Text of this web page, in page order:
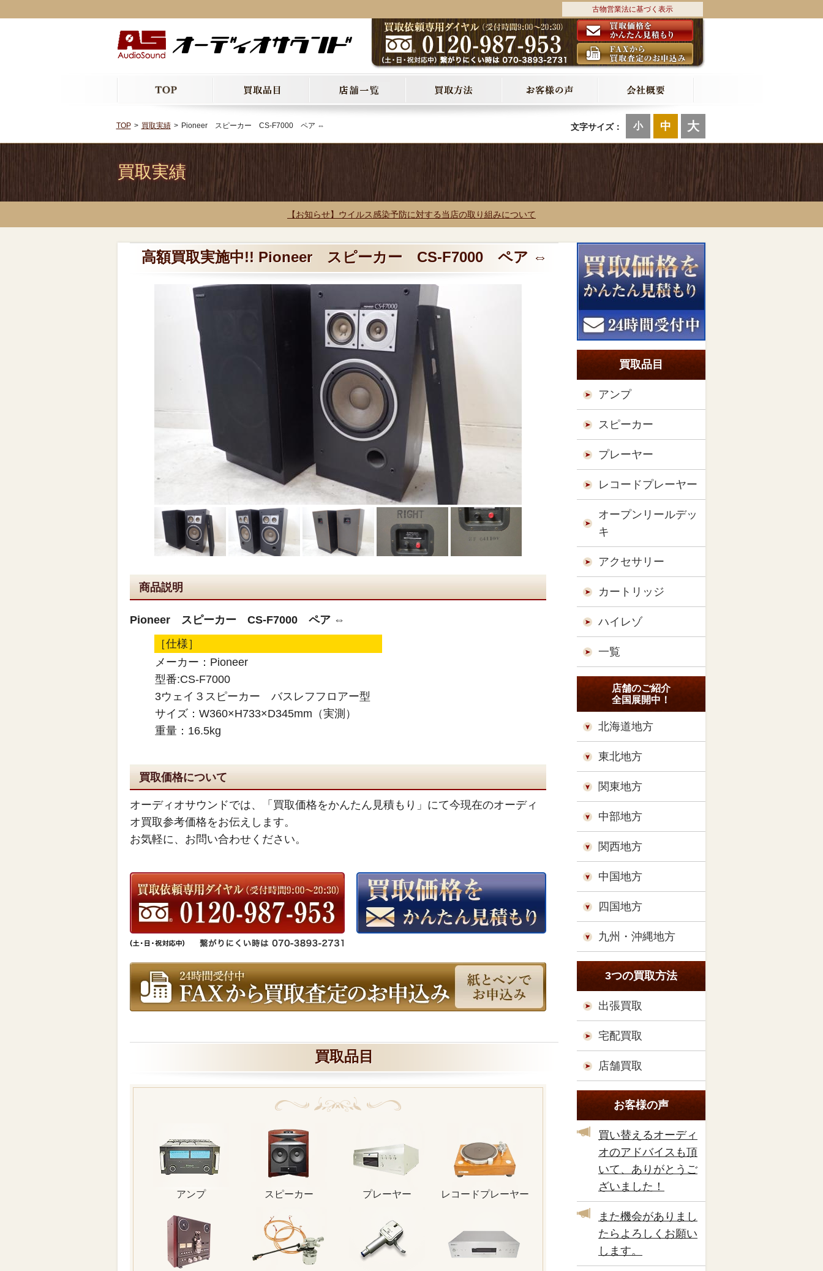
古物営業法に基づく表示
文字サイズ： 小 中 大
TOP 買取実績 Pioneer スピーカー CS-F7000 ペア ⇔
買取実績
【お知らせ】ウイルス感染予防に対する当店の取り組みについて
高額買取実施中!! Pioneer スピーカー CS-F7000 ペア ⇔
商品説明
Pioneer スピーカー CS-F7000 ペア ⇔
［仕様］
メーカー：Pioneer
型番:CS-F7000
3ウェイ３スピーカー バスレフフロアー型
サイズ：W360×H733×D345mm（実測）
重量：16.5kg
買取価格について
オーディオサウンドでは、「買取価格をかんたん見積もり」にて今現在のオーディ
オ買取参考価格をお伝えします。
お気軽に、お問い合わせください。
買取品目
アンプ スピーカー プレーヤー レコードプレーヤー
買取品目
アンプ
スピーカー
プレーヤー
レコードプレーヤー
オープンリールデッ
キ
アクセサリー
カートリッジ
ハイレゾ
一覧
店舗のご紹介
全国展開中！
北海道地方
東北地方
関東地方
中部地方
関西地方
中国地方
四国地方
九州・沖縄地方
3つの買取方法
出張買取
宅配買取
店舗買取
お客様の声
買い替えるオーディ
オのアドバイスも頂
いて、ありがとうご
ざいました！
また機会がありまし
たらよろしくお願い
します。